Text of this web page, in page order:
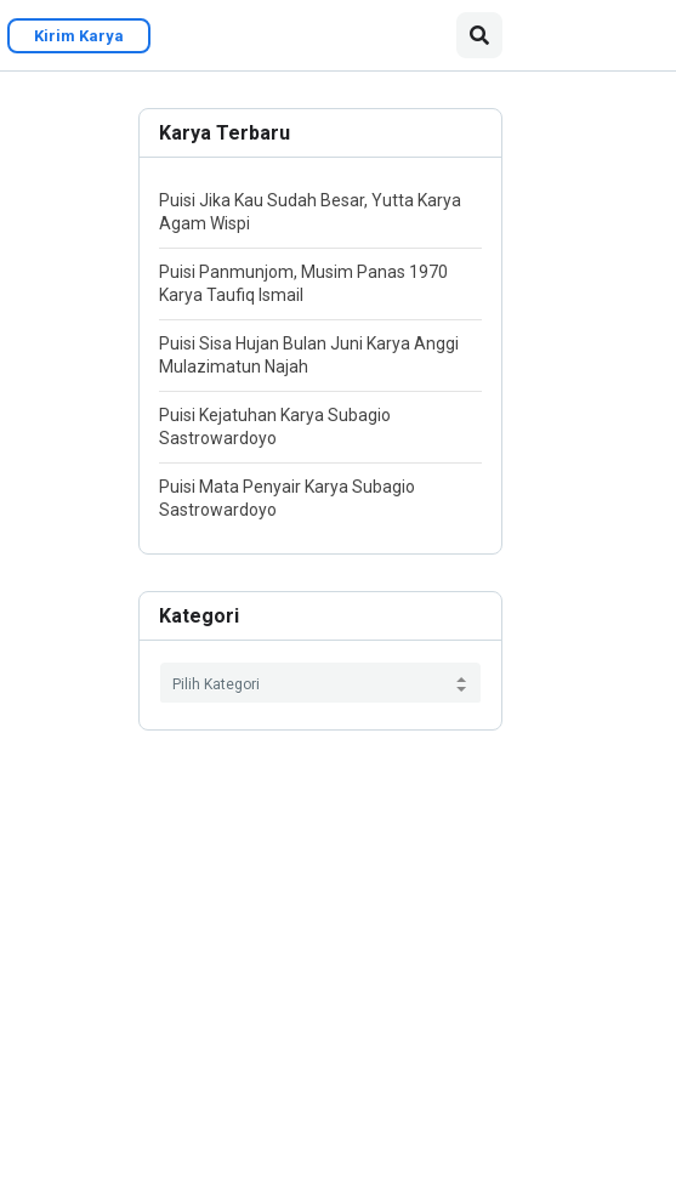
Kirim Karya
Karya Terbaru
Puisi Jika Kau Sudah Besar, Yutta Karya
Agam Wispi
Puisi Panmunjom, Musim Panas 1970
Karya Taufiq Ismail
Puisi Sisa Hujan Bulan Juni Karya Anggi
Mulazimatun Najah
Puisi Kejatuhan Karya Subagio
Sastrowardoyo
Puisi Mata Penyair Karya Subagio
Sastrowardoyo
Kategori